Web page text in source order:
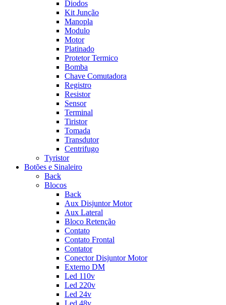
Diodos
Kit Junção
Manopla
Modulo
Motor
Platinado
Protetor Termico
Bomba
Chave Comutadora
Registro
Resistor
Sensor
Terminal
Tiristor
Tomada
Transdutor
Centrifugo
Tyristor
Botões e Sinaleiro
Back
Blocos
Back
Aux Disjuntor Motor
Aux Lateral
Bloco Retenção
Contato
Contato Frontal
Contator
Conector Disjuntor Motor
Externo DM
Led 110v
Led 220v
Led 24v
Led 48v